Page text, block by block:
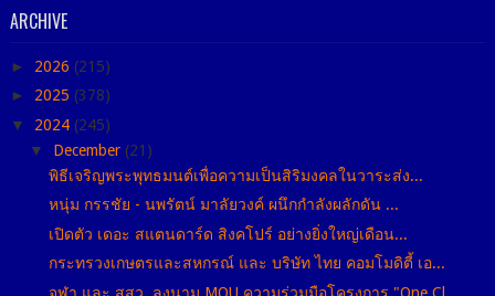
ARCHIVE
► 2026 (215)
► 2025 (378)
▼ 2024 (245)
▼ December (21)
พิธีเจริญพระพุทธมนต์เพื่อความเป็นสิริมงคลในวาระส่ง...
หนุ่ม กรรชัย - นพรัตน์ มาลัยวงค์ ผนึกกำลังผลักดัน ...
เปิดตัว เดอะ สแตนดาร์ด สิงคโปร์ อย่างยิ่งใหญ่เดือน...
กระทรวงเกษตรและสหกรณ์ และ บริษัท ไทย คอมโมดิตี้ เอ...
จุฬา และ สสว. ลงนาม MOU ความร่วมมือโครงการ "One Cl...